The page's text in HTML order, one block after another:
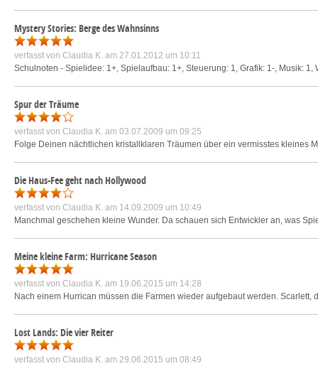
Mystery Stories: Berge des Wahnsinns
verfasst von Claudia K. am 27.01.2012 um 10:11
Schulnoten - Spielidee: 1+, Spielaufbau: 1+, Steuerung: 1, Grafik: 1-, Musik:
Spur der Träume
verfasst von Claudia K. am 03.07.2009 um 09:25
Folge Deinen nächtlichen kristallklaren Träumen über ein vermisstes kleines
Die Haus-Fee geht nach Hollywood
verfasst von Claudia K. am 14.09.2009 um 10:49
Manchmal geschehen kleine Wunder. Da schauen sich Entwickler an, was
Meine kleine Farm: Hurricane Season
verfasst von Claudia K. am 19.06.2015 um 14:28
Nach einem Hurrican müssen die Farmen wieder aufgebaut werden.
Lost Lands: Die vier Reiter
verfasst von Claudia K. am 29.06.2015 um 08:49